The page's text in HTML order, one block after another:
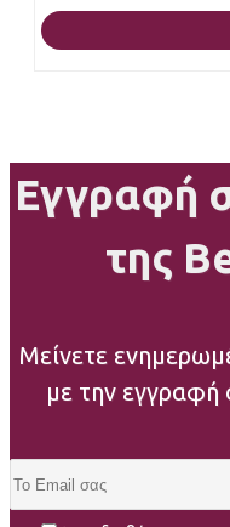
Εγγραφή
της
Μείνετε
με την